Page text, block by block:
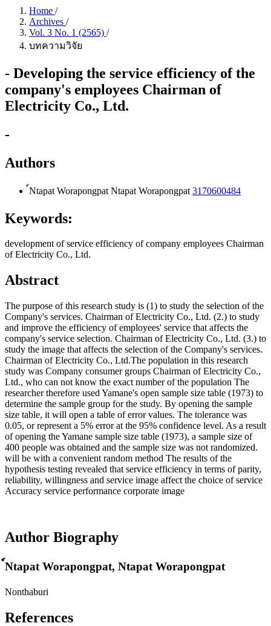
Home /
Archives /
Vol. 3 No. 1 (2565) /
บทความวิจัย
- Developing the service efficiency of the
company's employees Chairman of
Electricity Co., Ltd.
-
Authors
์Ntapat Worapongpat Ntapat Worapongpat 3170600484
Keywords:
development of service efficiency of company employees Chairman
of Electricity Co., Ltd.
Abstract
The purpose of this research study is (1) to study the selection of the
Company's services. Chairman of Electricity Co., Ltd. (2.) to study
and improve the efficiency of employees' service that affects the
company's service selection. Chairman of Electricity Co., Ltd. (3.) to
study the image that affects the selection of the Company's services.
Chairman of Electricity Co., Ltd.The population in this research
study was Company consumer groups Chairman of Electricity Co.,
Ltd., who can not know the exact number of the population The
researcher therefore used Yamane's open sample size table (1973) to
determine the sample group for the study. By opening the sample
size table, it will open a table of error values. The tolerance was
0.05, or represent a 5% error at the 95% confidence level. As a result
of opening the Yamane sample size table (1973), a sample size of
400 people was obtained and the sample size was not randomized.
will be with a convenient random method The results of the
hypothesis testing revealed that service efficiency in terms of parity,
reliability, willingness and service image affect the choice of service
Accuracy service performance corporate image
Author Biography
์Ntapat Worapongpat, Ntapat Worapongpat
Nonthaburi
References